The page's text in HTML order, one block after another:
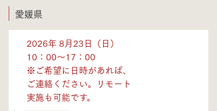
愛媛県
2026年 8月23日（日）
10：00～17：00
※ご希望に日時があれば、
ご連絡ください。リモート
実施も可能です。